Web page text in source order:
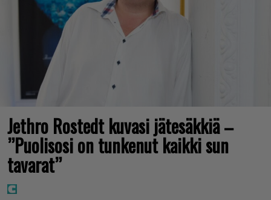
Jethro Rostedt kuvasi jätesäkkiä –
”Puolisosi on tunkenut kaikki sun
tavarat”